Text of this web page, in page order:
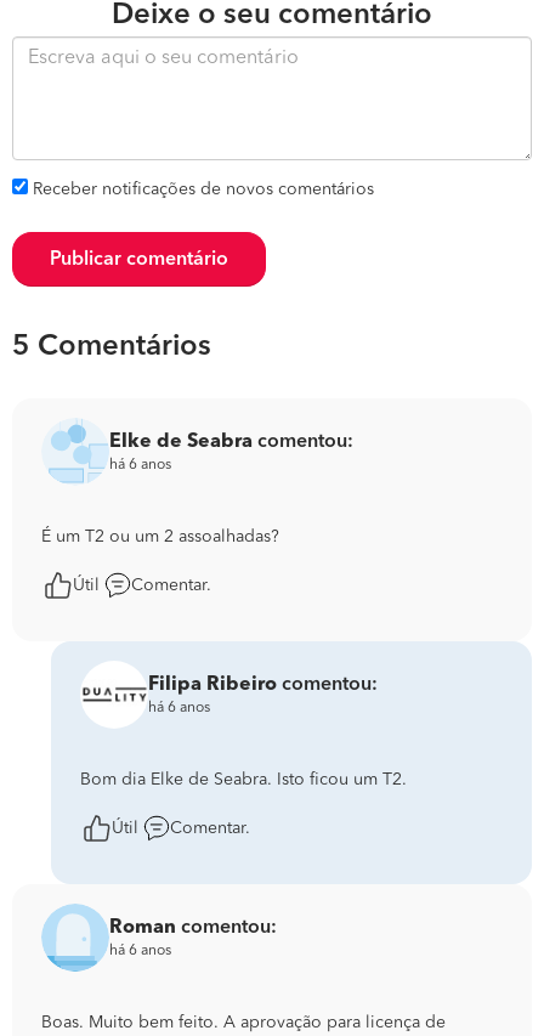
Deixe o seu comentário
Receber notificações de novos comentários
Publicar comentário
5 Comentários
Elke de Seabra comentou:
há 6 anos
É um T2 ou um 2 assoalhadas?
Útil Comentar.
Filipa Ribeiro comentou:
há 6 anos
Bom dia Elke de Seabra. Isto ficou um T2.
Útil Comentar.
Roman comentou:
há 6 anos
Boas. Muito bem feito. A aprovação para licença de